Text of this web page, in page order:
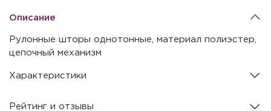
Описание
Рулонные шторы однотонные, материал полиэстер,
цепочный механизм
Характеристики
Рейтинг и отзывы